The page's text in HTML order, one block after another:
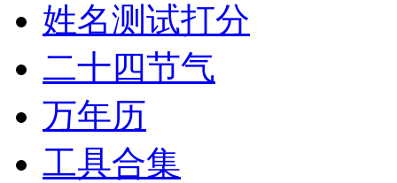
姓名测试打分
二十四节气
万年历
工具合集